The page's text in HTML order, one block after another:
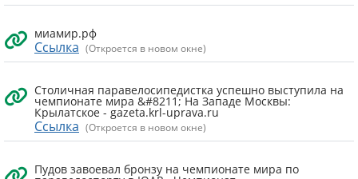
миамир.рф
Ссылка (Откроется в новом окне)
Столичная паравелосипедистка успешно выступила на
чемпионате мира &#8211; На Западе Москвы:
Крылатское - gazeta.krl-uprava.ru
Ссылка (Откроется в новом окне)
Пудов завоевал бронзу на чемпионате мира по